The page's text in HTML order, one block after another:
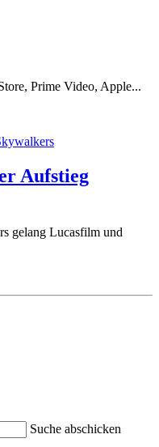
Prime Video, Apple...
Aufstieg
gelang Lucasfilm und
Suche abschicken